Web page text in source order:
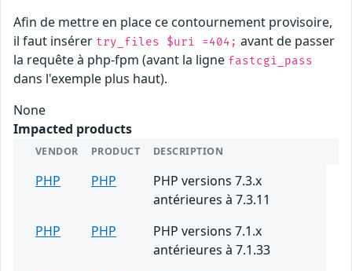
Afin de mettre en place ce contournement provisoire,
il faut insérer try_files $uri =404; avant de passer
la requête à php-fpm (avant la ligne fastcgi_pass
dans l'exemple plus haut).
None
Impacted products
VENDOR PRODUCT DESCRIPTION
PHP PHP
PHP versions 7.3.x
antérieures à 7.3.11
PHP
PHP
PHP versions 7.1.x
antérieures à 7.1.33